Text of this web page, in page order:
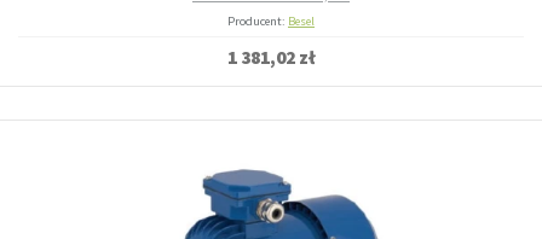
Producent: Besel
1 381,02 zł